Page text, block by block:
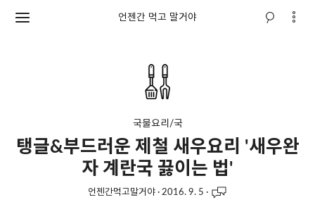
언젠간 먹고 말거야
국물요리/국
탱글&부드러운 제철 새우요리 '새우완
자 계란국 끓이는 법'
언젠간먹고말거야· 2016. 9. 5 ·